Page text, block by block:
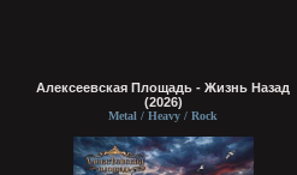
Алексеевская Площадь - Жизнь Назад
(2026)
Metal / Heavy / Rock